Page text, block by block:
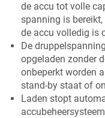
de accu tot volle
spanning is
de accu volledig is
De
opgeladen zonder
onbeperkt worden
stand-by staat of
Laden stopt